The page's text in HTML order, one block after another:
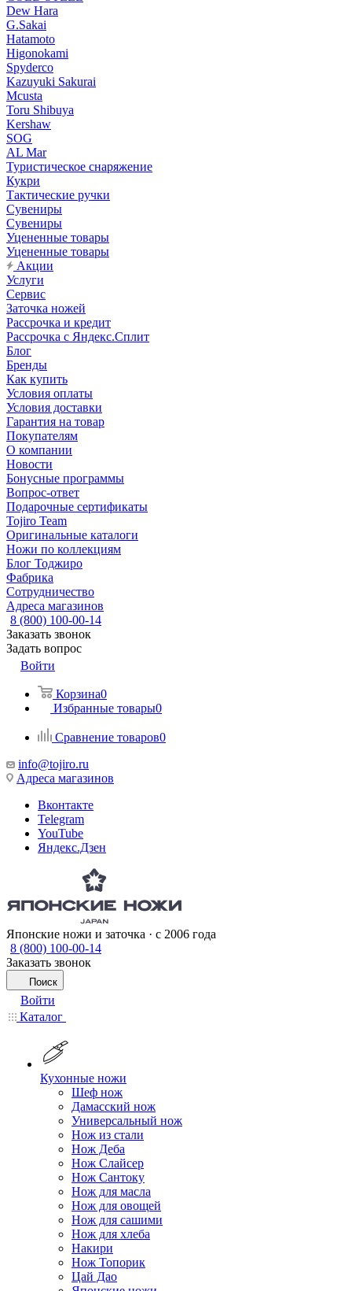
Dew Hara
G.Sakai
Hatamoto
Higonokami
Spyderco
Kazuyuki Sakurai
Mcusta
Toru Shibuya
Kershaw
SOG
AL Mar
Туристическое снаряжение
Кукри
Тактические ручки
Сувениры
Сувениры
Уцененные товары
Уцененные товары
Акции
Услуги
Сервис
Заточка ножей
Рассрочка и кредит
Рассрочка с Яндекс.Сплит
Блог
Бренды
Как купить
Условия оплаты
Условия доставки
Гарантия на товар
Покупателям
О компании
Новости
Бонусные программы
Вопрос-ответ
Подарочные сертификаты
Tojiro Team
Оригинальные каталоги
Ножи по коллекциям
Блог Тоджиро
Фабрика
Сотрудничество
Адреса магазинов
8 (800) 100-00-14
Заказать звонок
Задать вопрос
Войти
Корзина0
Избранные товары0
Сравнение товаров0
info@tojiro.ru
Адреса магазинов
Вконтакте
Telegram
YouTube
Яндекс.Дзен
Японские ножи и заточка · с 2006 года
8 (800) 100-00-14
Заказать звонок
Поиск
Войти
Каталог
Кухонные ножи
Шеф нож
Дамасский нож
Универсальный нож
Нож из стали
Нож Деба
Нож Слайсер
Нож Сантоку
Нож для масла
Нож для овощей
Нож для сашими
Нож для хлеба
Накири
Нож Топорик
Цай Дао